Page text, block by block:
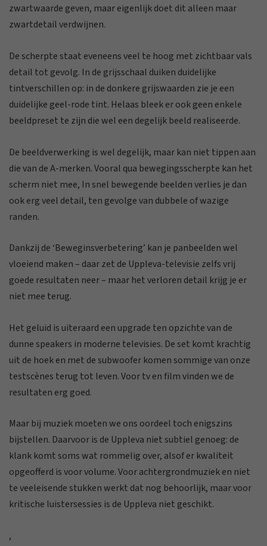
zwartwaarde geven, maar eigenlijk doet dit alleen maar
zwartdetail verdwijnen.
De scherpte staat eveneens veel te hoog met zichtbaar vals
detail tot gevolg. In de grijsschaal duiken duidelijke
tintverschillen op: in de donkere grijswaarden zie je een
duidelijke geel-rode tint. Helaas bleek er ook geen enkele
beeldpreset te zijn die wel een degelijk beeld realiseerde.
De beeldverwerking is wel degelijk, maar kan niet tippen aan
die van de A-merken. Vooral qua bewegingsscherpte kan het
scherm niet mee, In snel bewegende beelden verlies je dan
ook erg veel detail, ten gevolge van dubbele of wazige
randen.
Dankzij de ‘Beweginsverbetering’ kan je panbeelden wel
vloeiend maken – daar zet de Uppleva-televisie zelfs vrij
goede resultaten neer – maar het verloren detail krijg je er
niet mee terug.
Het geluid is uiteraard een upgrade ten opzichte van de
dunne speakers in moderne televisies. De set komt krachtig
uit de hoek en met de subwoofer komen sommige van onze
testscènes terug tot leven. Voor tv en film vinden we de
resultaten erg goed.
Maar bij muziek moeten we ons oordeel toch enigszins
bijstellen. Daarvoor is de Uppleva niet subtiel genoeg: de
klank komt soms wat rommelig over, alsof er kwaliteit
opgeofferd is voor volume. Voor achtergrondmuziek en niet
te veeleisende stukken werkt dat nog behoorlijk, maar voor
kritische luistersessies is de Uppleva niet geschikt.
,